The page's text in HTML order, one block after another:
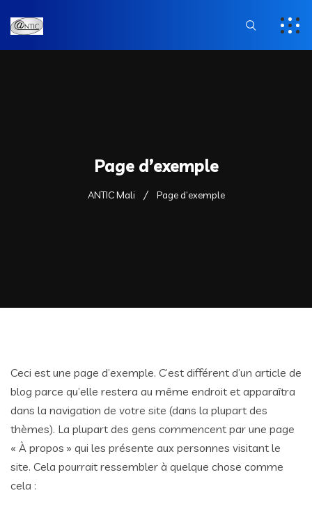
Page d’exemple
ANTIC Mali Page d’exemple
Ceci est une page d’exemple. C’est différent d’un article de
blog parce qu’elle restera au même endroit et apparaîtra
dans la navigation de votre site (dans la plupart des
thèmes). La plupart des gens commencent par une page
« À propos » qui les présente aux personnes visitant le
site. Cela pourrait ressembler à quelque chose comme
cela :